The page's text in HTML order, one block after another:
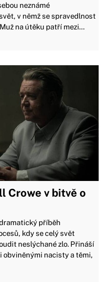
neznámé
v němž se spravedlnost
na útěku patří mezi...
Crowe v bitvě o
příběh
kdy se celý svět
neslýchané zlo. Přináší
obviněnými nacisty a těmi,